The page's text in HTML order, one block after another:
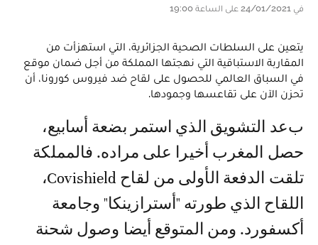
في 24/01/2021 على الساعة 19:00
يتعين على السلطات الصحية الجزائرية، التي استهزأت من
المقاربة الاستباقية التي نهجتها المملكة من أجل ضمان موقع
في السباق العالمي للحصول على لقاح ضد فيروس كورونا، أن
تحزن الآن على تقاعسها وجمودها.
بعد التشويق الذي استمر بضعة أسابيع،
حصل المغرب أخيرا على مراده. فالمملكة
تلقت الدفعة الأولى من لقاح Covishield،
اللقاح الذي طورته "أسترازينكا" وجامعة
أكسفورد. ومن المتوقع أيضا وصول شحنة